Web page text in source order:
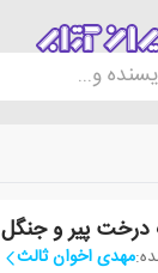
و...
درخت پیر و جنگل
مهدی اخوان ثالث